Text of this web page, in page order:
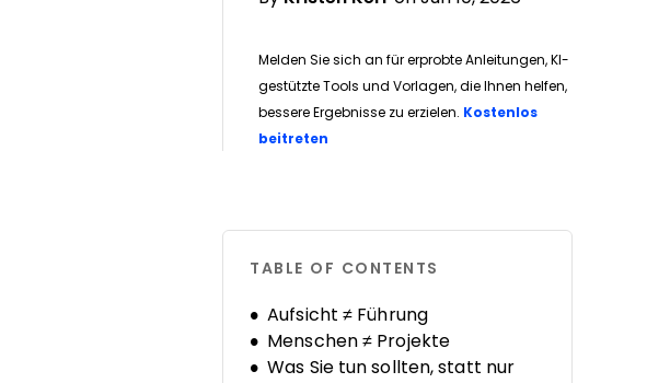
Melden Sie sich an für erprobte Anleitungen, KI-
gestützte Tools und Vorlagen, die Ihnen helfen,
bessere Ergebnisse zu erzielen. Kostenlos
beitreten
TABLE OF CONTENTS
Aufsicht ≠ Führung
Menschen ≠ Projekte
Was Sie tun sollten, statt nur